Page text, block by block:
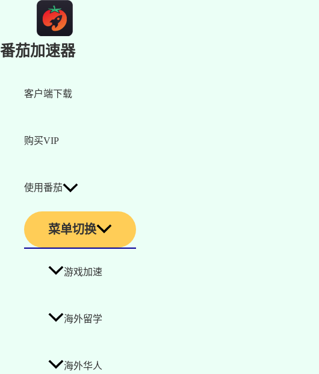
番茄加速器
客户端下载
购买VIP
使用番茄
菜单切换
游戏加速
海外留学
海外华人